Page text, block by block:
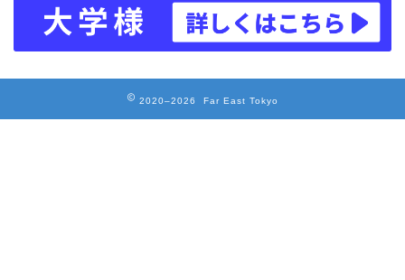
2020–2026 Far East Tokyo